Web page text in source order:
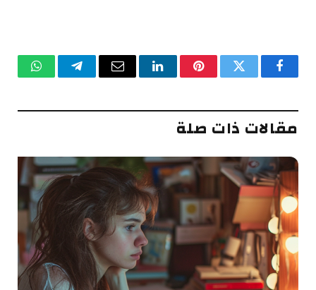
فيسبوكتويتر بينتيريستلينكدإنالبريد تيلقرام
مقالات ذات صلة